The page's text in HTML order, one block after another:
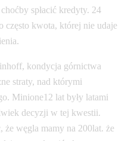
spłacić kredyty. 24
często kwota, której nie udaje
kondycja górnictwa
straty, nad którymi
Minione12 lat były latami
decyzji w tej kwestii.
węgla mamy na 200lat. że